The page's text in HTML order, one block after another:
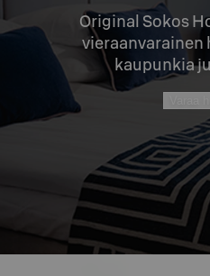
Original Sokos
vieraanvarainen
kaupunkia